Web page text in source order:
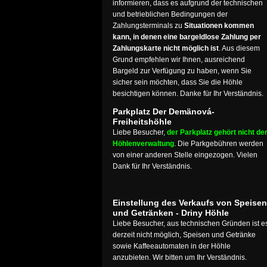
informieren, dass es aufgrund der technischen
und betrieblichen Bedingungen der
Zahlungsterminals zu Situationen kommen
kann, in denen eine bargeldlose Zahlung per
Zahlungskarte nicht möglich ist. Aus diesem
Grund empfehlen wir Ihnen, ausreichend
Bargeld zur Verfügung zu haben, wenn Sie
sicher sein möchten, dass Sie die Höhle
besichtigen können. Danke für Ihr Verständnis.
Parkplatz Der Demänová-
Freiheitshöhle
Liebe Besucher, der Parkplatz gehört nicht der
Höhlenverwaltung. Die Parkgebühren werden
von einer anderen Stelle eingezogen. Vielen
Dank für Ihr Verständnis.
Einstellung des Verkaufs von Speisen
und Getränken - Driny Höhle
Liebe Besucher, aus technischen Gründen ist
derzeit nicht möglich, Speisen und Getränke
sowie Kaffeeautomaten in der Höhle
anzubieten. Wir bitten um Ihr Verständnis.